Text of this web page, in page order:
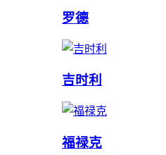
罗德
吉时利
福禄克